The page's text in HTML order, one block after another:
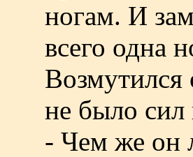
ногам. И
всего одна
Возмутился
не было сил
- Чем же он